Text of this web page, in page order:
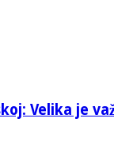
Velika je